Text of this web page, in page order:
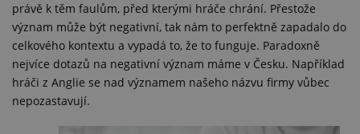
právě k těm faulům, před kterými hráče chrání. Přestože
význam může být negativní, tak nám to perfektně zapadalo do
celkového kontextu a vypadá to, že to funguje. Paradoxně
nejvíce dotazů na negativní význam máme v Česku. Například
hráči z Anglie se nad významem našeho názvu firmy vůbec
nepozastavují.